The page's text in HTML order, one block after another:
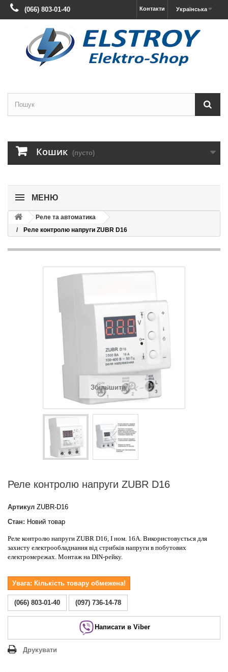
Українська
Контакти
(066) 803-01-40
Кошик (пусто)
МЕНЮ
Реле та автоматика
Реле контролю напруги ZUBR D16
Збільшити
Реле контролю напруги ZUBR D16
Артикул ZUBR-D16
Стан: Новий товар
Реле контролю напруги ZUBR D16, І ном. 16А. Використовується для
захисту електрообладнання від стрибків напруги в побутових
електромережах. Монтаж на DIN-рейку.
Увага: Кількість товару обмежена!
(066) 803-01-40 (097) 736-14-78
Написати в Viber
Друкувати